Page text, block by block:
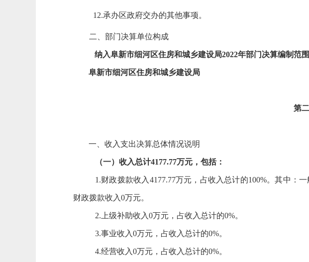
12.承办区政府交办的其他事项。
二、部门决算单位构成
纳入阜新市细河区住房和城乡建设局2022年部门决算编制范
阜新市细河区住房和城乡建设局
第
一、收入支出决算总体情况说明
（一）收入总计4177.77万元，包括：
1.财政拨款收入 4177.77万元，占收入总计的100%。其中：一
财政拨款收入0万元。
2.上级补助收入0万元，占收入总计的0%。
3.事业收入0万元，占收入总计的0%。
4.经营收入0万元，占收入总计的0%。